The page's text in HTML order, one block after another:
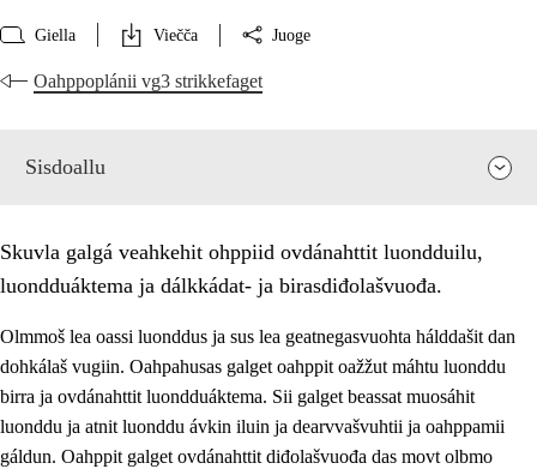
Giella Viečča Juoge
Oahppoplánii vg3 strikkefaget
Sisdoallu
Skuvla galgá veahkehit ohppiid ovdánahttit luondduilu,
luondduáktema ja dálkkádat- ja birasdiđolašvuođa.
Olmmoš lea oassi luonddus ja sus lea geatnegasvuohta hálddašit dan
dohkálaš vugiin. Oahpahusas galget oahppit oažžut máhtu luonddu
birra ja ovdánahttit luondduáktema. Sii galget beassat muosáhit
luonddu ja atnit luonddu ávkin iluin ja dearvvašvuhtii ja oahppamii
gáldun. Oahppit galget ovdánahttit diđolašvuođa das movt olbmo